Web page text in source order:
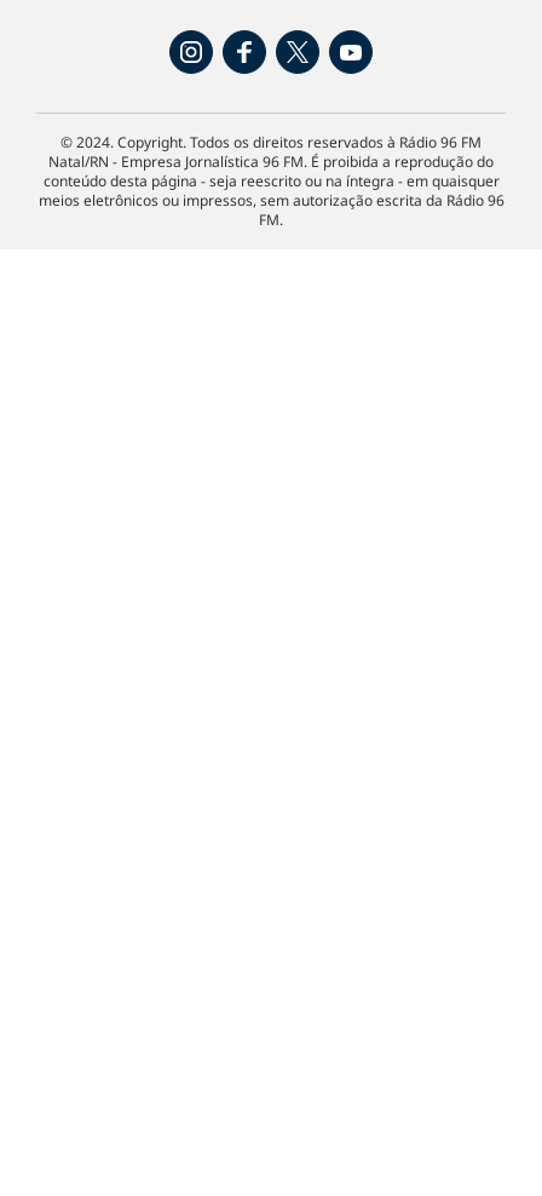
© 2024. Copyright. Todos os direitos reservados à Rádio 96 FM
Natal/RN - Empresa Jornalística 96 FM. É proibida a reprodução do
conteúdo desta página - seja reescrito ou na íntegra - em quaisquer
meios eletrônicos ou impressos, sem autorização escrita da Rádio 96
FM.